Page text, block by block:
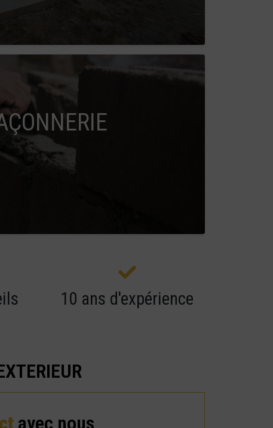
10 ans d'expérience
avec nous